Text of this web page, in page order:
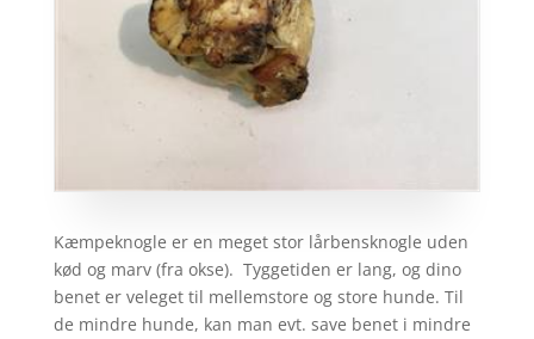
Kæmpeknogle er en meget stor lårbensknogle uden
kød og marv (fra okse). Tyggetiden er lang, og dino
benet er veleget til mellemstore og store hunde. Til
de mindre hunde, kan man evt. save benet i mindre